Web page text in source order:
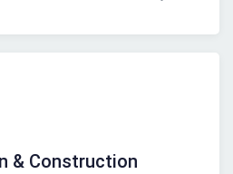
& Construction